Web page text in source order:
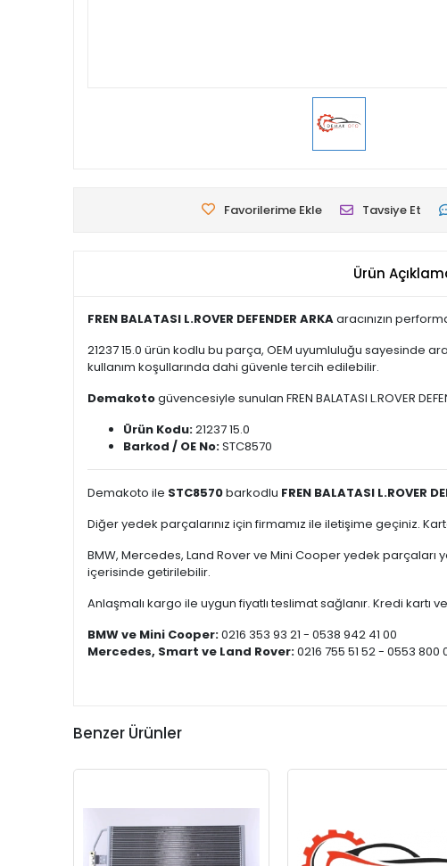
Favorilerime Ekle Tavsiye Et
Ürün
FREN BALATASI L.ROVER DEFENDER ARKAaracınızın
21237 15.0 ürün kodlu bu parça, OEM uyumluluğu sayesinde
kullanım koşullarında dahi güvenle tercih edilebilir.
Demakotogüvencesiyle sunulan FREN BALATASI L.ROVER
Ürün Kodu:21237 15.0
Barkod / OE No:STC8570
Demakoto ile STC8570barkodlu FREN BALATASI L.ROVER
Diğer yedek parçalarınız için firmamız ile iletişime geçiniz.
BMW, Mercedes, Land Rover ve Mini Cooper yedek
içerisinde getirilebilir.
Anlaşmalı kargo ile uygun fiyatlı teslimat sağlanır. Kredi kartı
BMW ve Mini Cooper:0216 353 93 21 - 0538 942 41 00
Mercedes, Smart ve Land Rover:0216 755 51 52 - 0553 800
Benzer Ürünler